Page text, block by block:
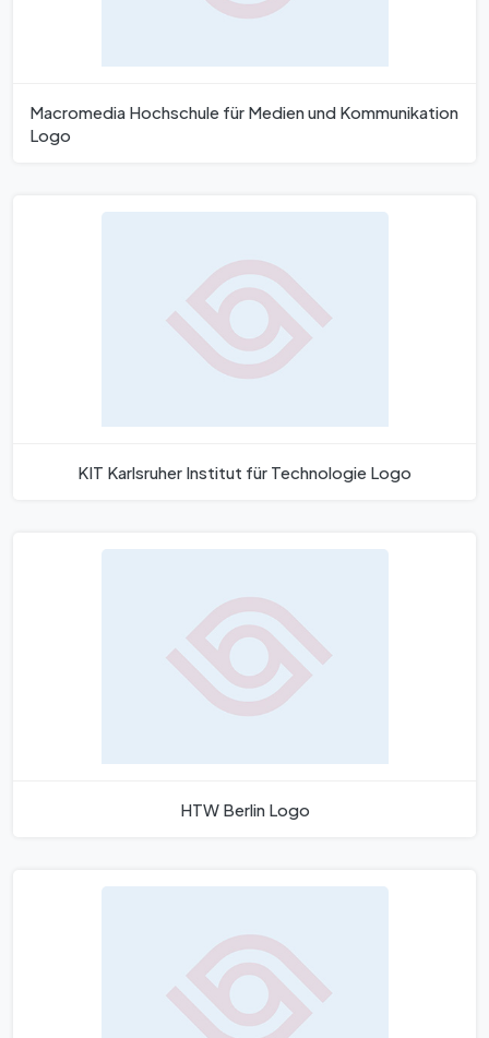
Macromedia Hochschule für Medien und Kommunikation
Logo
KIT Karlsruher Institut für Technologie Logo
HTW Berlin Logo